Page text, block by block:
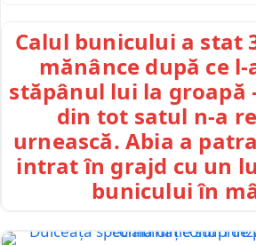
Calul bunicului a stat
mănânce după ce
stăpânul lui la
din tot satul n-a
urnească. Abia a
intrat în grajd cu un
bunicului în